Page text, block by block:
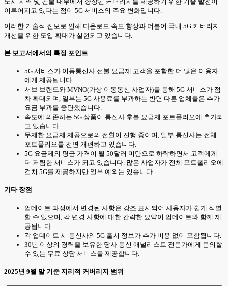
이루어지고 있다는 점이 5G 서비스의 주요 변화입니다.
이러한 기술적 진보로 인해 다운로드 속도 향상과 더불어 국내 5G 커버리지
개선을 위한 도입 확대가 실현되고 있습니다.
본 보고서에서의 특정 포인트
5G 서비스가 이동통신사 선불 요금제 고객을 포함한 더 많은 이용자
에게 제공됩니다.
서브 브랜드와 MVNO(가상 이동통신 사업자)를 통해 5G 서비스가 점
차 확대되며, 일부는 5G 사용료를 부과하는 반면 다른 업체들은 추가
요금 부과를 중단했습니다.
속도에 의존하는 5G 상품이 통신사 후불 요금제 포트폴리오에 추가되
고 있습니다.
무제한 요금제 제공으로의 전환이 진행 중이며, 일부 통신사는 전체
포트폴리오를 전면 개편하고 있습니다.
5G 요금제의 평균 가격이 월 50달러 미만으로 하락하면서 고객에게
더 저렴한 서비스가 되고 있습니다. 많은 사업자가 전체 포트폴리오에
걸쳐 5G를 제공하지만 일부 예외는 있습니다.
기타 장점
업데이트 과정에서 변경된 사항은 강조 표시되어 사용자가 쉽게 식별
할 수 있으며, 각 변경 사항에 대한 간략한 요약이 업데이트와 함께 제
공됩니다.
각 업데이트 시 통신사의 5G 출시 정보가 추가 비용 없이 포함됩니다.
30년 이상의 경력을 보유한 당사 통신 애널리스트 전문가에게 문의할
수 있는 무료 상담 서비스를 제공합니다.
2025년 9월 말 기준 지리적 커버리지 범위